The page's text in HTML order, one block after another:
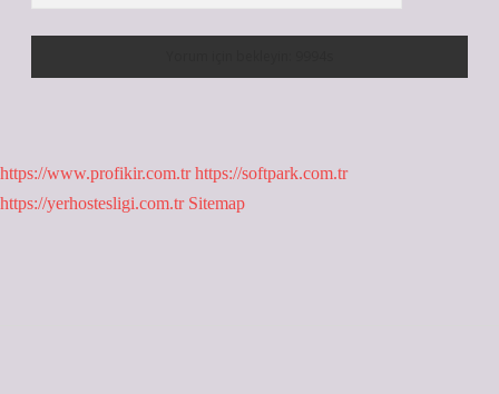
https://www.profikir.com.tr https://softpark.com.tr
https://yerhostesligi.com.tr Sitemap